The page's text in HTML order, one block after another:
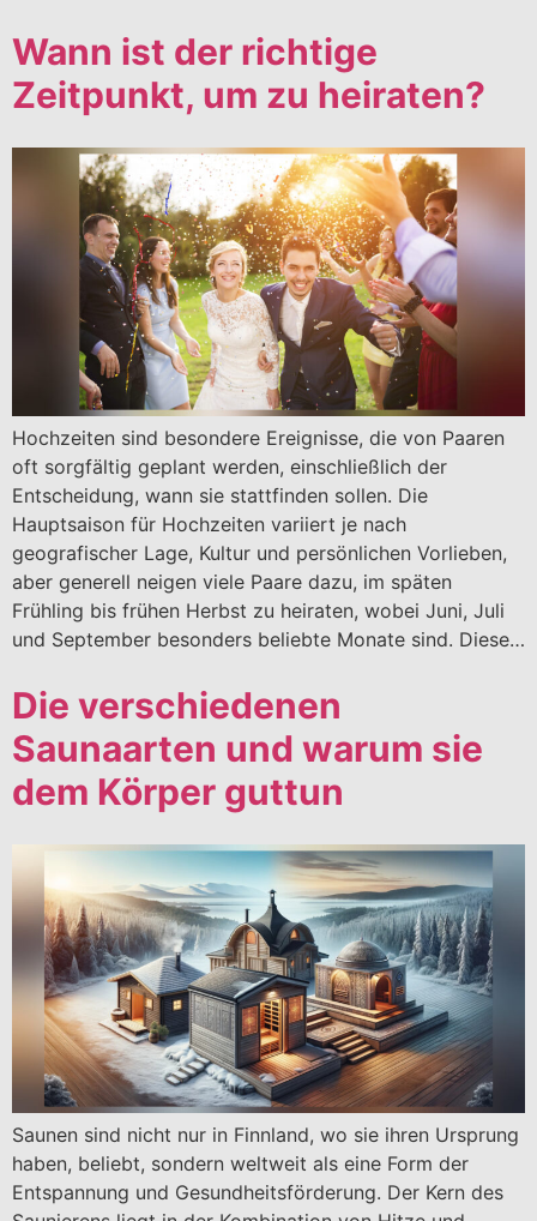
Wann ist der richtige
Zeitpunkt, um zu heiraten?
Hochzeiten sind besondere Ereignisse, die von Paaren
oft sorgfältig geplant werden, einschließlich der
Entscheidung, wann sie stattfinden sollen. Die
Hauptsaison für Hochzeiten variiert je nach
geografischer Lage, Kultur und persönlichen Vorlieben,
aber generell neigen viele Paare dazu, im späten
Frühling bis frühen Herbst zu heiraten, wobei Juni, Juli
und September besonders beliebte Monate sind. Diese…
Die verschiedenen
Saunaarten und warum sie
dem Körper guttun
Saunen sind nicht nur in Finnland, wo sie ihren Ursprung
haben, beliebt, sondern weltweit als eine Form der
Entspannung und Gesundheitsförderung. Der Kern des